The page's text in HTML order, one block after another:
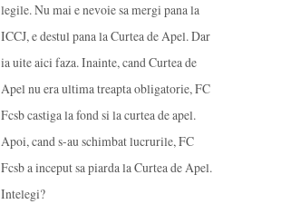
legile. Nu mai e nevoie sa mergi pana la
ICCJ, e destul pana la Curtea de Apel. Dar
ia uite aici faza. Inainte, cand Curtea de
Apel nu era ultima treapta obligatorie, FC
Fcsb castiga la fond si la curtea de apel.
Apoi, cand s-au schimbat lucrurile, FC
Fcsb a inceput sa piarda la Curtea de Apel.
Intelegi?